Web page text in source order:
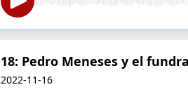
18: Pedro Meneses y el
2022-11-16